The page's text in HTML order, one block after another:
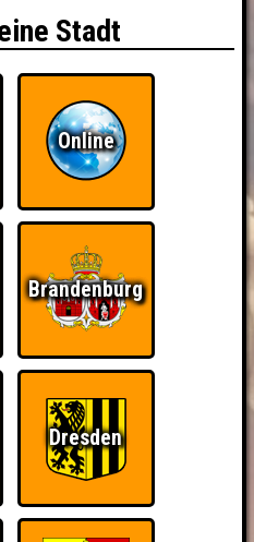
Stadt
Online
Brandenburg
Dresden